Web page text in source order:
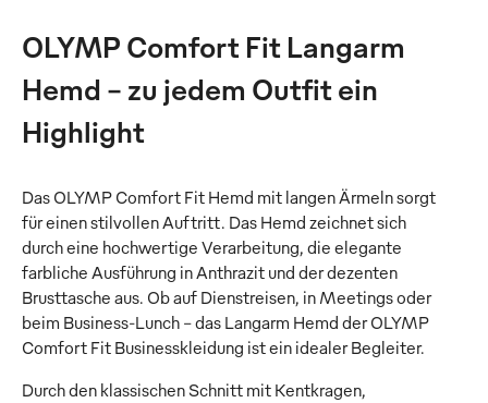
OLYMP Comfort Fit Langarm
Hemd – zu jedem Outfit ein
Highlight
Das OLYMP Comfort Fit Hemd mit langen Ärmeln sorgt
für einen stilvollen Auftritt. Das Hemd zeichnet sich
durch eine hochwertige Verarbeitung, die elegante
farbliche Ausführung in Anthrazit und der dezenten
Brusttasche aus. Ob auf Dienstreisen, in Meetings oder
beim Business-Lunch - das Langarm Hemd der OLYMP
Comfort Fit Businesskleidung ist ein idealer Begleiter.
Durch den klassischen Schnitt mit Kentkragen,